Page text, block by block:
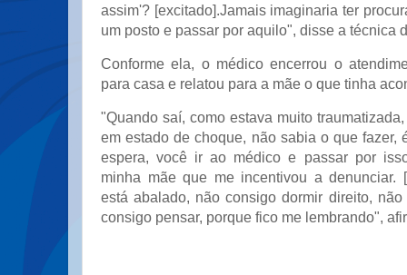
assim'? [excitado].Jamais imaginaria ter
um posto e passar por aquilo", disse a técnica
Conforme ela, o médico encerrou o
para casa e relatou para a mãe o que tinha
"Quando saí, como estava muito
em estado de choque, não sabia o que fazer,
espera, você ir ao médico e passar por
minha mãe que me incentivou a denunciar.
está abalado, não consigo dormir direito,
consigo pensar, porque fico me lembrando",